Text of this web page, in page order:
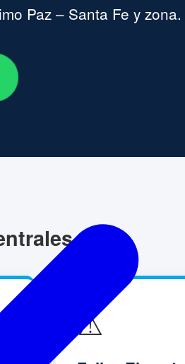
Paz – Santa Fe y zona.
⚠️